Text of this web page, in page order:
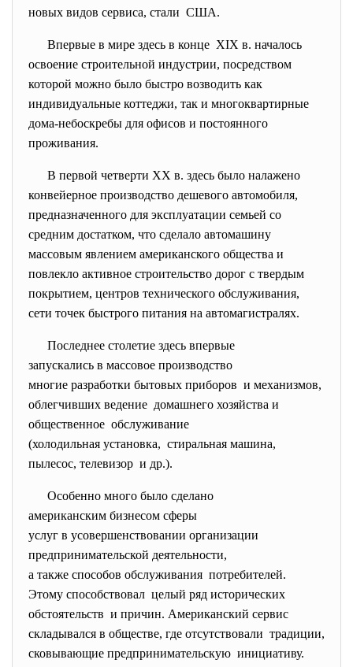
новых видов сервиса, стали США.
Впервые в мире здесь в конце XIX в. началось
освоение строительной индустрии, посредством
которой можно было быстро возводить как
индивидуальные коттеджи, так и многоквартирные
дома-небоскребы для офисов и постоянного
проживания.
В первой четверти XX в. здесь было налажено
конвейерное производство дешевого автомобиля,
предназначенного для эксплуатации семьей со
средним достатком, что сделало автомашину
массовым явлением американского общества и
повлекло активное строительство дорог с твердым
покрытием, центров технического обслуживания,
сети точек быстрого питания на автомагистралях.
Последнее столетие здесь впервые
запускались в массовое производство
многие разработки бытовых приборов и механизмов,
облегчивших ведение домашнего хозяйства и
общественное обслуживание
(холодильная установка, стиральная машина,
пылесос, телевизор и др.).
Особенно много было сделано
американским бизнесом сферы
услуг в усовершенствовании организации
предпринимательской деятельности,
а также способов обслуживания потребителей.
Этому способствовал целый ряд исторических
обстоятельств и причин. Американский сервис
складывался в обществе, где отсутствовали традиции,
сковывающие предпринимательскую инициативу.